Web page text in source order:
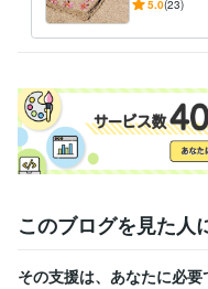
受賞歴
某営業職全国売り上げラン
得意分野
コンサルティング・士業
悩み相談・カウンセリング
念
恋愛 ビジネス
語学力
英語 ビジネスレベル
スペイン語 日常会話レベル
占術によ
5.0(23)
このブログを見た人
その支援は、あなたに必